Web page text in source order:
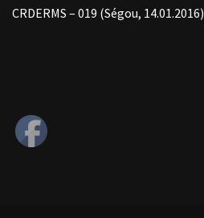
CRDERMS – 019 (Ségou, 14.01.2016)